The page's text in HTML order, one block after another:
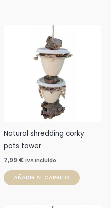
Natural shredding corky
pots tower
7,99 € IVA Incluido
AÑADIR AL CARRITO